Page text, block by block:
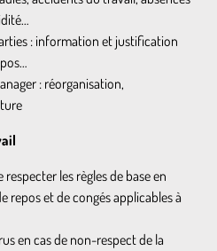
: information et justification
: réorganisation,
les règles de base en
repos et de congés applicables à
en cas de non-respect de la